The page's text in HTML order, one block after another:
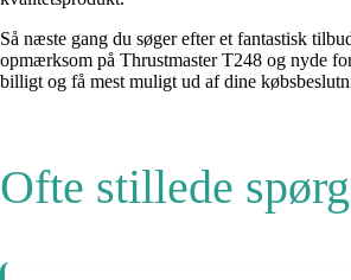
Så næste gang du søger efter et fantastisk
opmærksom på Thrustmaster T248 og nyde
billigt og få mest muligt ud af dine
Ofte stillede